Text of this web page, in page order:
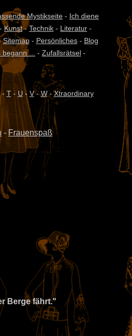
Mystikseite - Ich diene
-Kunst-Technik - Literatur -
Sitemap- Persönliches- Blog
... - Zufallsrätsel -
- T- U - V-W-Xtraordinary
- Frauenspaß
Berge fährt."